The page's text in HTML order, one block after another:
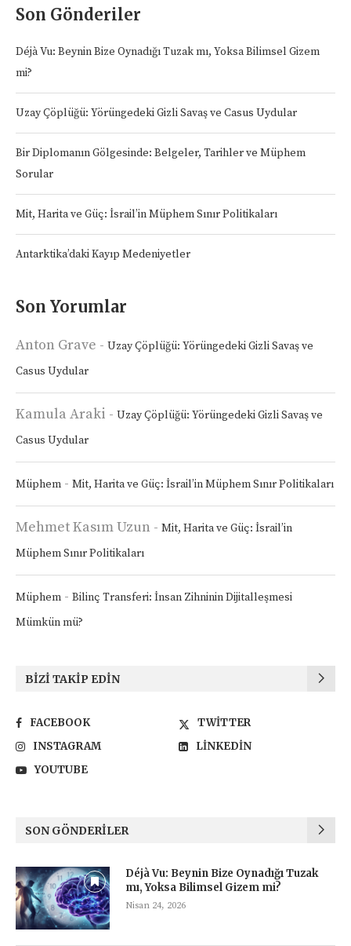
Son Gönderiler
Déjà Vu: Beynin Bize Oynadığı Tuzak mı, Yoksa Bilimsel Gizem
mi?
Uzay Çöplüğü: Yörüngedeki Gizli Savaş ve Casus Uydular
Bir Diplomanın Gölgesinde: Belgeler, Tarihler ve Müphem
Sorular
Mit, Harita ve Güç: İsrail’in Müphem Sınır Politikaları
Antarktika’daki Kayıp Medeniyetler
Son Yorumlar
Anton Grave - Uzay Çöplüğü: Yörüngedeki Gizli Savaş ve
Casus Uydular
Kamula Araki - Uzay Çöplüğü: Yörüngedeki Gizli Savaş ve
Casus Uydular
Müphem - Mit, Harita ve Güç: İsrail’in Müphem Sınır Politikaları
Mehmet Kasım Uzun - Mit, Harita ve Güç: İsrail’in
Müphem Sınır Politikaları
Müphem - Bilinç Transferi: İnsan Zihninin Dijitalleşmesi
Mümkün mü?
BIZI TAKIP EDIN
FACEBOOK
TWITTER
INSTAGRAM
LINKEDIN
YOUTUBE
SON GÖNDERILER
Déjà Vu: Beynin Bize Oynadığı Tuzak
mı, Yoksa Bilimsel Gizem mi?
Nisan 24, 2026